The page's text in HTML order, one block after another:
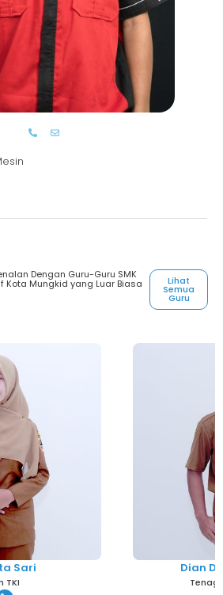
Dengan Guru-Guru SMK
Kota Mungkid yang Luar Biasa Lihat
Semua
Guru
Sari
TKI
Dian